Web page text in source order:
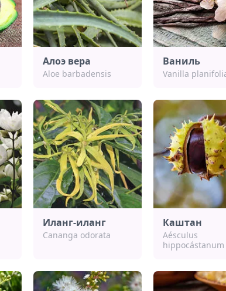
Алоэ вера
Aloe barbadensis
Ваниль
Vanilla
Иланг-иланг
Cananga odorata
Каштан
Aésculus
hippocástanum